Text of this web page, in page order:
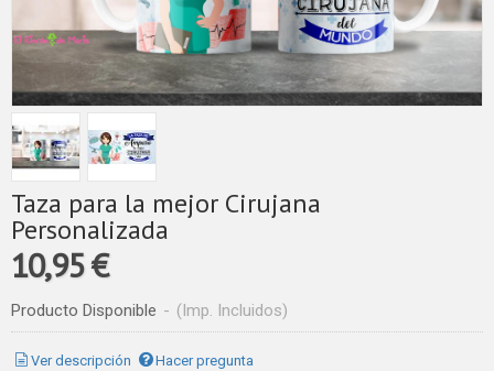
Taza para la mejor Cirujana
Personalizada
10,95 €
Producto Disponible - (Imp. Incluidos)
Ver descripción Hacer pregunta